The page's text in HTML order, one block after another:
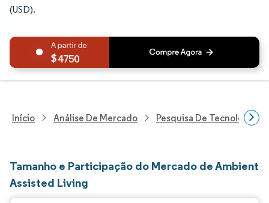
(USD).
4750
Início Análise De Mercado Pesquisa De Tecnologia,
Tamanho e Participação do Mercado de Ambient
Assisted Living